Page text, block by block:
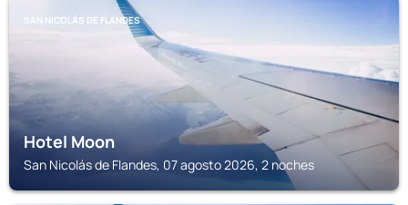
SAN NICOLÁS DE FLANDES
Hotel Moon
San Nicolás de Flandes, 07 agosto 2026, 2 noches